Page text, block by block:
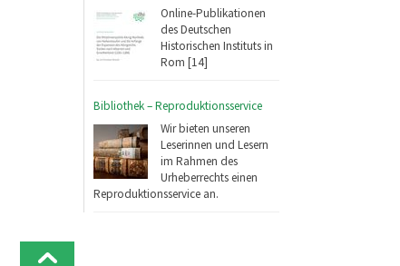
Online-Publikationen
des Deutschen
Historischen Instituts in
Rom [14]
Bibliothek – Reproduktionsservice
Wir bieten unseren
Leserinnen und Lesern
im Rahmen des
Urheberrechts einen
Reproduktionsservice an.